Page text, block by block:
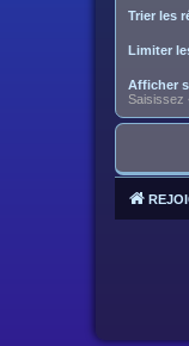
Trier les
Limiter
Afficher
Saisissez